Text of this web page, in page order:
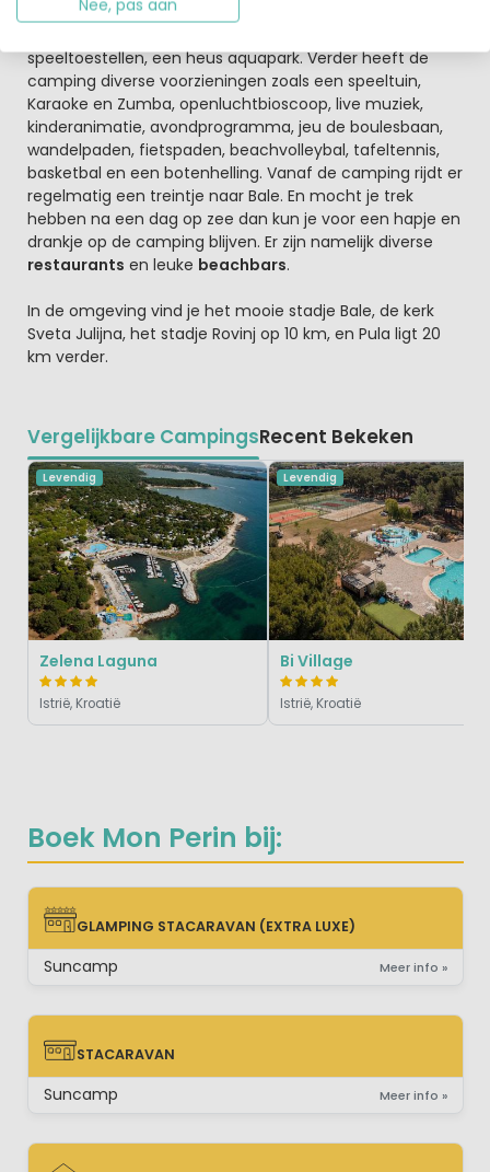
Boek Mon Perin bij:
GLAMPING STACARAVAN (EXTRA LUXE)
GLAMPING STACARAVAN (EXTRA LUXE)
Suncamp Meer info »
STACARAVAN
STACARAVAN
Suncamp Meer info »
Actief bezig in de Adriatische zee
speeltoestellen, een heus aquapark. Verder heeft de
camping diverse voorzieningen zoals een speeltuin,
Karaoke en Zumba, openluchtbioscoop, live muziek,
kinderanimatie, avondprogramma, jeu de boulesbaan,
wandelpaden, fietspaden, beachvolleybal, tafeltennis,
basketbal en een botenhelling. Vanaf de camping rijdt er
regelmatig een treintje naar Bale. En mocht je trek
hebben na een dag op zee dan kun je voor een hapje en
drankje op de camping blijven. Er zijn namelijk diverse
restaurants en leuke beachbars.
In de omgeving vind je het mooie stadje Bale, de kerk
Sveta Julijna, het stadje Rovinj op 10 km, en Pula ligt 20
km verder.
Vergelijkbare CampingsRecent Bekeken
Levendig
Zelena Laguna
Istrië, Kroatië
Levendig
Bi Village
Istrië, Kroatië
Nee, pas aan